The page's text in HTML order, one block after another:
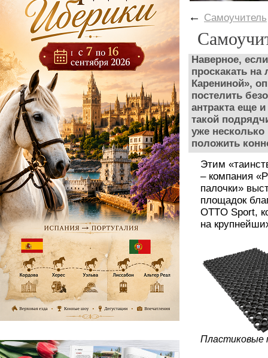
← Самоучитель
Наверное,
проскакать
Карениной»,
постелить
антракта еще
такой
уже несколько
положить
Этим
– компания
палочки»
площадок
OTTO Sport,
на
Пластиковые